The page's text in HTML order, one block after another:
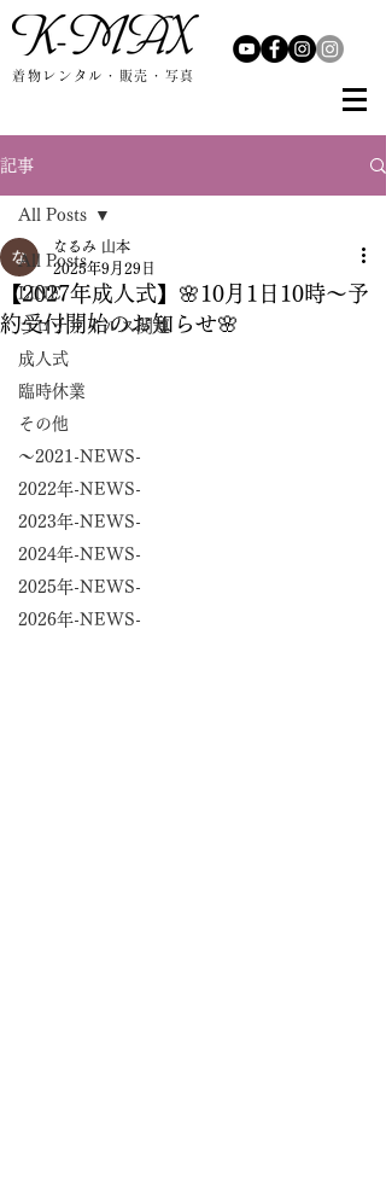
着物レンタル・販売・写真
記事
All Posts
LINE
コロナウイルス関連
成人式
臨時休業
その他
～2021-NEWS-
2022年-NEWS-
2023年-NEWS-
2024年-NEWS-
2025年-NEWS-
2026年-NEWS-
All Posts
【2027年成人式】🌸10月1日10時～予
約受付開始のお知らせ🌸
なるみ 山本
2025年9月29日